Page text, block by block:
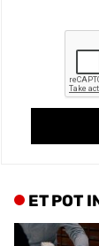
ET POT